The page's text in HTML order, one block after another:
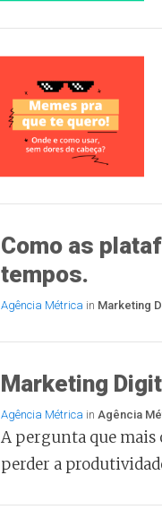
Como as
tempos.
Agência Métrica in Marketing
Marketing
Agência Métrica in Agência
A pergunta que mais
perder a